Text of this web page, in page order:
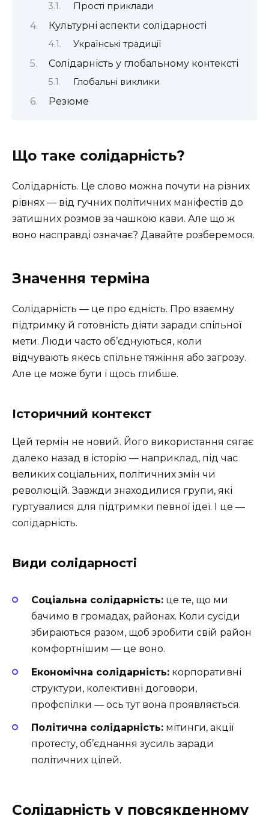
Прості приклади
Культурні аспекти солідарності
Українські традиції
Солідарність у глобальному контексті
Глобальні виклики
Резюме
Що таке солідарність?
Солідарність. Це слово можна почути на різних
рівнях — від гучних політичних маніфестів до
затишних розмов за чашкою кави. Але що ж
воно насправді означає? Давайте розберемося.
Значення терміна
Солідарність — це про єдність. Про взаємну
підтримку й готовність діяти заради спільної
мети. Люди часто об’єднуються, коли
відчувають якесь спільне тяжіння або загрозу.
Але це може бути і щось глибше.
Історичний контекст
Цей термін не новий. Його використання сягає
далеко назад в історію — наприклад, під час
великих соціальних, політичних змін чи
революцій. Завжди знаходилися групи, які
гуртувалися для підтримки певної ідеї. І це —
солідарність.
Види солідарності
Соціальна солідарність: це те, що ми
бачимо в громадах, районах. Коли сусіди
збираються разом, щоб зробити свій район
комфортнішим — це воно.
Економічна солідарність: корпоративні
структури, колективні договори,
профспілки — ось тут вона проявляється.
Політична солідарність: мітинги, акції
протесту, об’єднання зусиль заради
політичних цілей.
Солідарність у повсякденному